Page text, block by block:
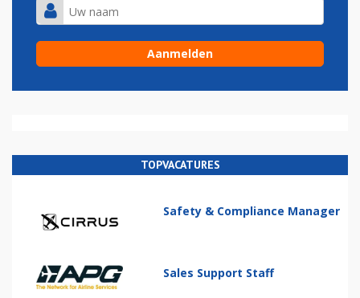
TOPVACATURES
Safety & Compliance Manager
Sales Support Staff